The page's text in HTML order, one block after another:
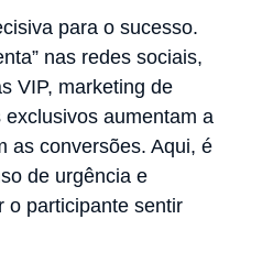
para o sucesso.
nas redes sociais,
VIP, marketing de
aumentam a
as conversões. Aqui, é
de urgência e
participante sentir